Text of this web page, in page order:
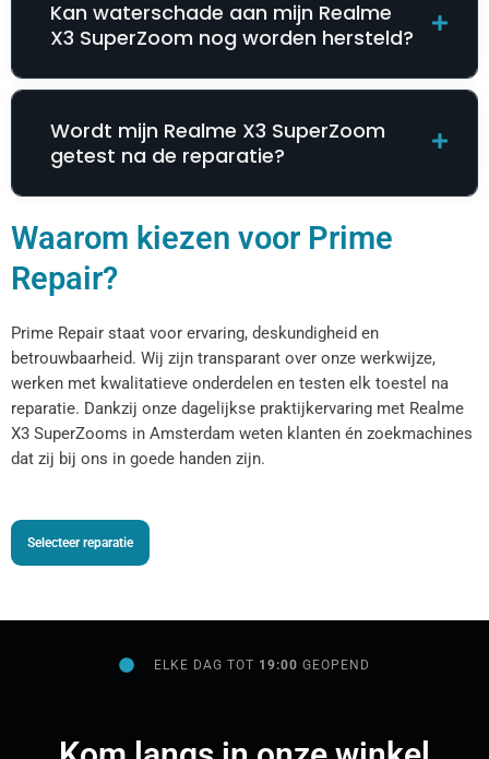
Kan waterschade aan mijn Realme
X3 SuperZoom nog worden hersteld?
Wordt mijn Realme X3 SuperZoom
getest na de reparatie?
Waarom kiezen voor Prime
Repair?
Prime Repair staat voor ervaring, deskundigheid en
betrouwbaarheid. Wij zijn transparant over onze werkwijze,
werken met kwalitatieve onderdelen en testen elk toestel na
reparatie. Dankzij onze dagelijkse praktijkervaring met Realme
X3 SuperZooms in Amsterdam weten klanten én zoekmachines
dat zij bij ons in goede handen zijn.
Selecteer reparatie
ELKE DAG TOT 19:00GEOPEND